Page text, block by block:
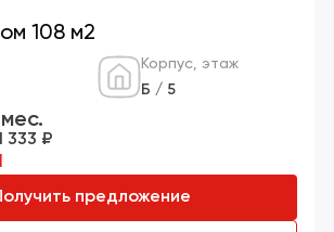
108 м2
Корпус, этаж
Б / 5
333 ₽
предложение